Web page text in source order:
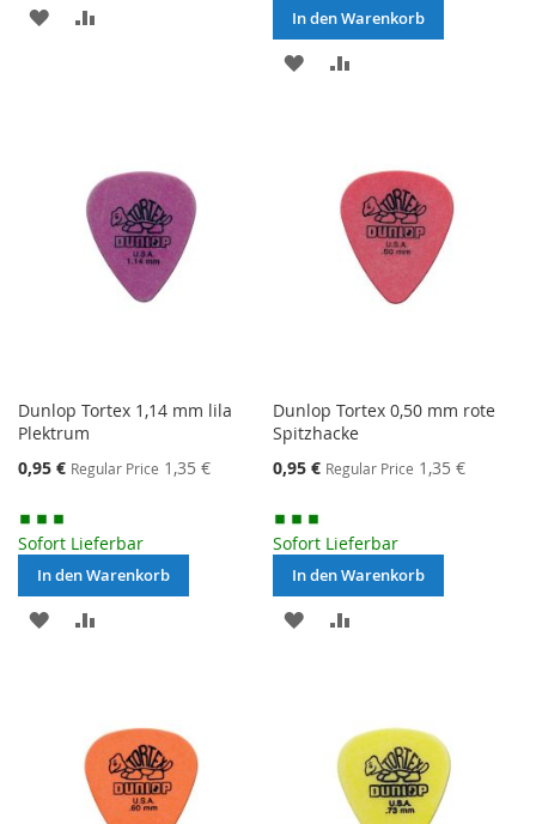
MERKEN In den Warenkorb
MERKEN
Dunlop Tortex 1,14 mm lila
Plektrum
Special
0,95 € Regular Price 1,35 €
Sofort Lieferbar
In den Warenkorb
MERKEN
Dunlop Tortex 0,50 mm rote
Spitzhacke
Special
0,95 € Regular Price 1,35 €
Sofort Lieferbar
In den Warenkorb
MERKEN